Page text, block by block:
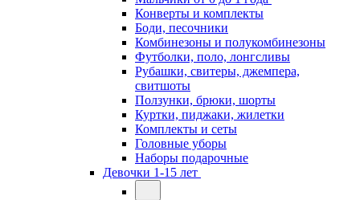
Конверты и комплекты
Боди, песочники
Комбинезоны и полукомбинезоны
Футболки, поло, лонгсливы
Рубашки, свитеры, джемпера,
свитшоты
Ползунки, брюки, шорты
Куртки, пиджаки, жилетки
Комплекты и сеты
Головные уборы
Наборы подарочные
Девочки 1-15 лет